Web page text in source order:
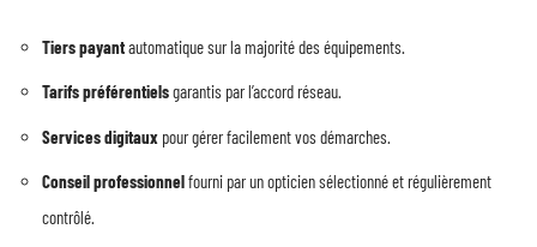
Tiers payantautomatique sur la majorité des équipements.
Tarifs préférentielsgarantis par l’accord réseau.
Services digitaux pour gérer facilement vos démarches.
Conseil professionnelfourni par un opticien sélectionné et régulièrement
contrôlé.